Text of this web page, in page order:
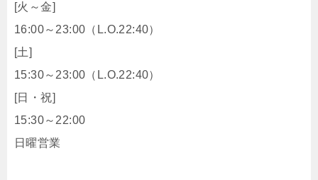
[火～金]
16:00～23:00（L.O.22:40）
[土]
15:30～23:00（L.O.22:40）
[日・祝]
15:30～22:00
日曜営業